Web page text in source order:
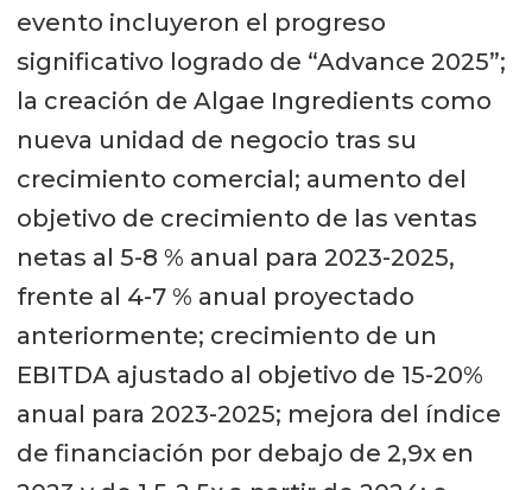
evento incluyeron el progreso
significativo logrado de “Advance 2025”;
la creación de Algae Ingredients como
nueva unidad de negocio tras su
crecimiento comercial; aumento del
objetivo de crecimiento de las ventas
netas al 5-8 % anual para 2023-2025,
frente al 4-7 % anual proyectado
anteriormente; crecimiento de un
EBITDA ajustado al objetivo de 15-20%
anual para 2023-2025; mejora del índice
de financiación por debajo de 2,9x en